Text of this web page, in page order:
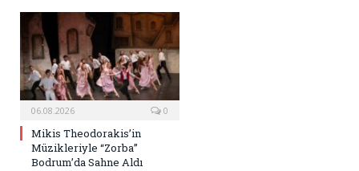
06.08.2026 0
Mikis Theodorakis’in
Müzikleriyle “Zorba”
Bodrum’da Sahne Aldı